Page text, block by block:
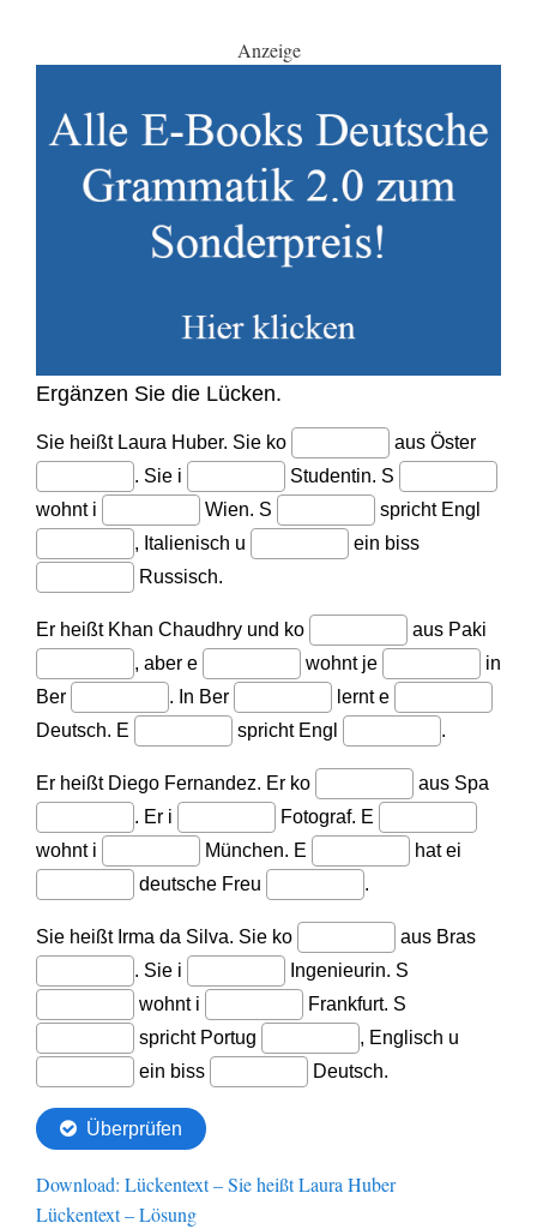
Anzeige
Download: Lückentext – Sie heißt Laura Huber
Lückentext – Lösung